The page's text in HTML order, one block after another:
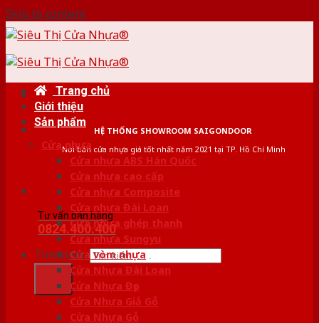
Skip to content
HỆ THỐNG SHOWROOM SAIGONDOOR
Nơi bán cửa nhựa giá tốt nhất năm 2021 tại TP. Hồ Chí Minh
Tư vấn bán hàng
0824.400.400
Tìm kiếm:
Trang chủ
Giới thiệu
Sản phẩm
Cửa nhựa
Cửa nhựa ABS Hàn Quốc
Cửa nhựa cao cấp
Cửa nhựa Composite
Cửa nhựa Đài Loan
Cửa nhựa ghép thanh
Cửa nhựa Sungyu
Cửa vòm nhựa
Cửa Nhựa Đài Loan
Cửa Nhựa Đẹp
Cửa Nhựa Giả Gỗ
Cửa Nhựa Gỗ